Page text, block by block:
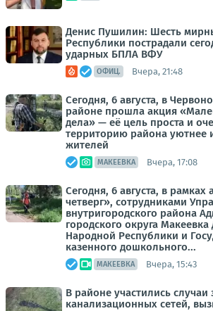
Денис Пушилин: Шесть
Республики пострадали
ударных БПЛА ВФУ
ОФИЦ. Вчера, 21:48
Сегодня, 6 августа, в
районе прошла акция
дела» — её цель проста и
территорию района уютнее
жителей
МАКЕЕВКА Вчера, 17:08
Сегодня, 6 августа, в
четверг», сотрудниками
внутригородского района
городского округа
Народной Республики и
казенного дошкольного...
МАКЕЕВКА Вчера, 15:43
В районе участились случаи
канализационных сетей,